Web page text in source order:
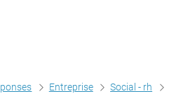
Entreprise Social - rh